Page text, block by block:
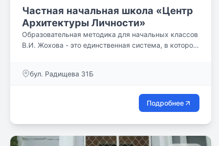
Частная начальная школа «Центр
Архитектуры Личности»
Образовательная методика для начальных классов
В.И. Жохова - это единственная система, в которой
практической технологии работы учителя. Сегодня
систему, которая направлена на создание условий
для полной реализации генетически
девочек. В мальчиках развиваются мужские
бул. Радищева 31Б
Подробнее